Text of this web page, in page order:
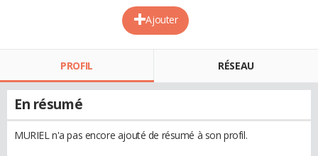
Ajouter
PROFIL RÉSEAU
En résumé
MURIEL n'a pas encore ajouté de résumé à son profil.